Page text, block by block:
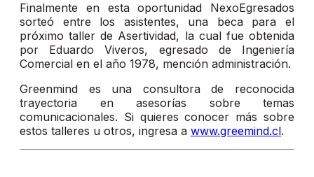
Finalmente en esta oportunidad NexoEgresados
sorteó entre los asistentes, una beca para el
próximo taller de Asertividad, la cual fue obtenida
por Eduardo Viveros, egresado de Ingeniería
Comercial en el año 1978, mención administración.
Greenmind es una consultora de reconocida
trayectoria en asesorías sobre temas
comunicacionales. Si quieres conocer más sobre
estos talleres u otros, ingresa a www.greemind.cl.